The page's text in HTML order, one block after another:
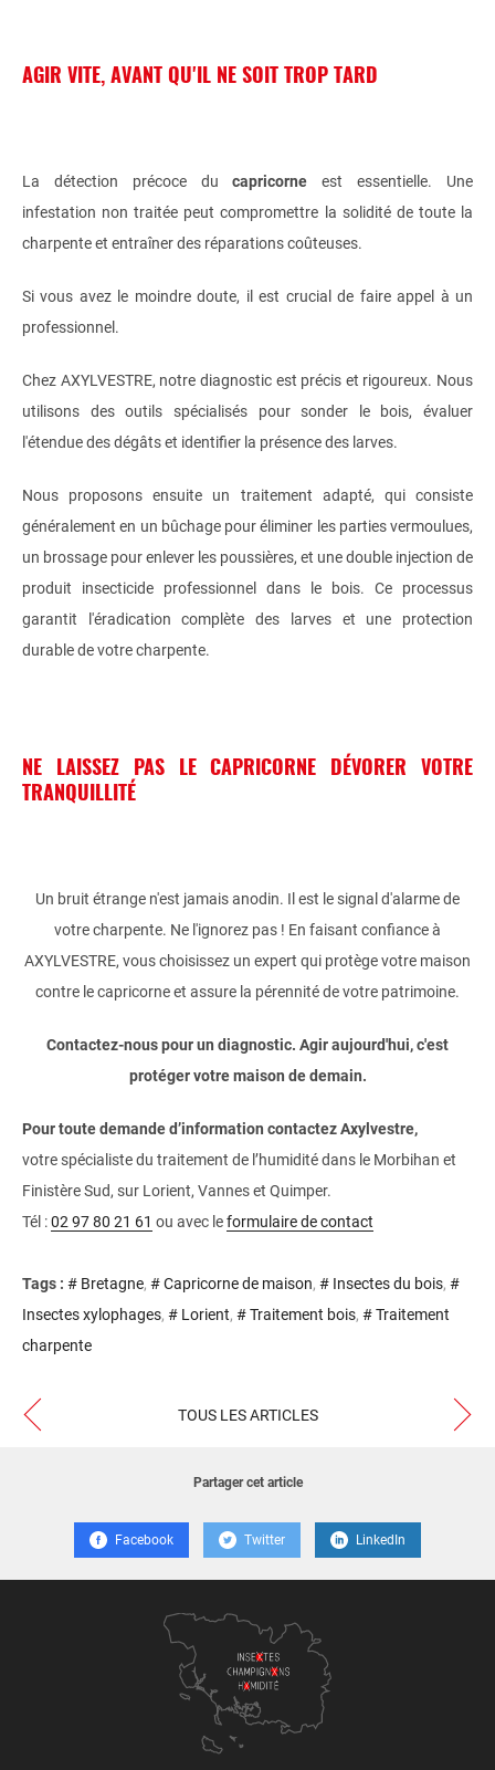
AGIR VITE, AVANT QU'IL NE SOIT TROP TARD
La détection précoce ducapricorne est essentielle. Une
infestation non traitée peut compromettre la solidité de toute la
charpente et entraîner des réparations coûteuses.
Si vous avez le moindre doute, il est crucial de faire appel à un
professionnel.
Chez AXYLVESTRE, notre diagnostic est précis et rigoureux. Nous
utilisons des outils spécialisés pour sonder le bois, évaluer
l'étendue des dégâts et identifier la présence des larves.
Nous proposons ensuite un traitement adapté, qui consiste
généralement en un bûchage pour éliminer les parties vermoulues,
un brossage pour enlever les poussières, et une double injection de
produit insecticide professionnel dans le bois. Ce processus
garantit l'éradication complète des larves et une protection
durable de votre charpente.
NE LAISSEZ PAS LE CAPRICORNE DÉVORER VOTRE
TRANQUILLITÉ
Un bruit étrange n'est jamais anodin. Il est le signal d'alarme de
votre charpente. Ne l'ignorez pas ! En faisant confiance à
AXYLVESTRE, vous choisissez un expert qui protège votre maison
contre le capricorne et assure la pérennité de votre patrimoine.
Contactez-nous pour un diagnostic. Agir aujourd'hui, c'est
protéger votre maison de demain.
Pour toute demande d’information contactez Axylvestre,
votre spécialiste du traitement de l’humidité dans le Morbihan et
Finistère Sud, sur Lorient, Vannes et Quimper.
Tél :02 97 80 21 61 ou avec leformulaire de contact
Tags : # Bretagne # Capricorne de maison # Insectes du bois #
Insectes xylophages # Lorient # Traitement bois # Traitement
charpente
TOUS LES ARTICLES
Partager cet article
Facebook Twitter LinkedIn